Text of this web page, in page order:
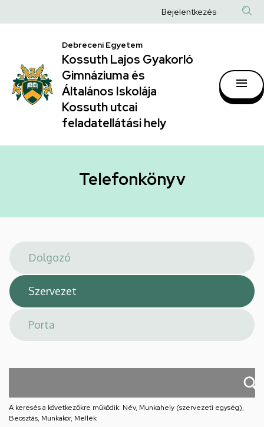
|
Kossuth
Lajos
Gyakorló
Gimnáziuma
Általános
hely
a
Anonim
fiók
Bejelentkezés
Debreceni Egyetem
Kossuth Lajos Gyakorló
Gimnáziuma és
Általános Iskolája
Kossuth utcai
feladatellátási hely
Telefonkönyv
A keresés a következőkre működik: Név, Munkahely (szervezeti egység),
Beosztás, Munkakör, Mellék